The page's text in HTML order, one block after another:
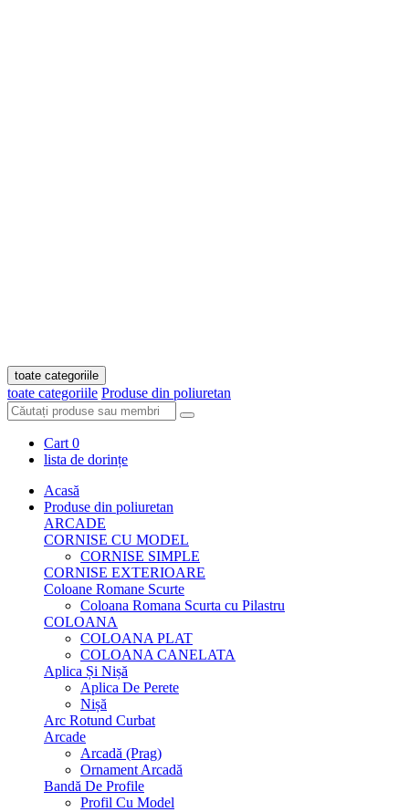
toate categoriile
toate categoriile Produse din poliuretan
Cart 0
lista de dorințe
Acasă
Produse din poliuretan
ARCADE
CORNISE CU MODEL
CORNISE SIMPLE
CORNISE EXTERIOARE
Coloane Romane Scurte
Coloana Romana Scurta cu Pilastru
COLOANA
COLOANA PLAT
COLOANA CANELATA
Aplica Și Nișă
Aplica De Perete
Nișă
Arc Rotund Curbat
Arcade
Arcadă (Prag)
Ornament Arcadă
Bandă De Profile
Profil Cu Model